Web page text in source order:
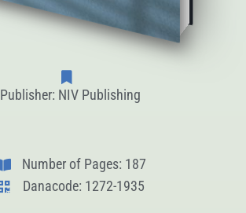
Publisher: NIV Publishing
Number of Pages: 187
Danacode: 1272-1935